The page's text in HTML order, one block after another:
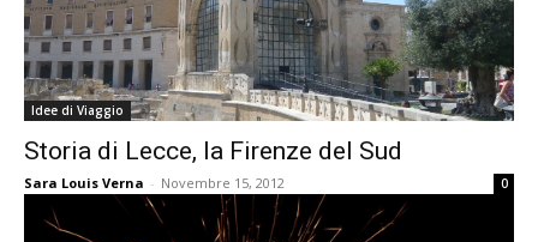
Idee di Viaggio
Storia di Lecce, la Firenze del Sud
Sara Louis Verna - Novembre 15, 2012 0